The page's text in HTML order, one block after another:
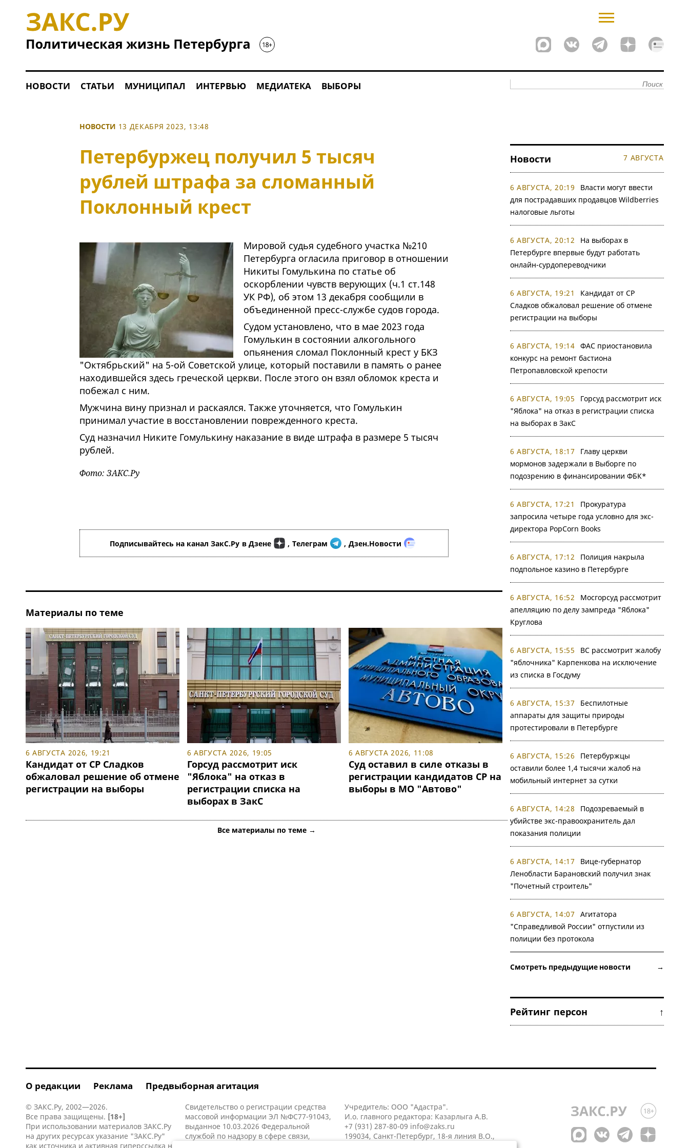
НОВОСТИ СТАТЬИ МУНИЦИПАЛ ИНТЕРВЬЮ МЕДИАТЕКА ВЫБОРЫ
НОВОСТИ 13 ДЕКАБРЯ 2023, 13:48
Петербуржец получил 5 тысяч
рублей штрафа за сломанный
Поклонный крест
Мировой судья судебного участка №210
Петербурга огласила приговор в отношении
Никиты Гомулькина по статье об
оскорблении чувств верующих (ч.1 ст.148
УК РФ), об этом 13 декабря сообщили в
объединенной пресс-службе судов города.
Судом установлено, что в мае 2023 года
Гомулькин в состоянии алкогольного
опьянения сломал Поклонный крест у БКЗ
"Октябрьский" на 5-ой Советской улице, который поставили в память о ранее
находившейся здесь греческой церкви. После этого он взял обломок креста и
побежал с ним.
Мужчина вину признал и раскаялся. Также уточняется, что Гомулькин
принимал участие в восстановлении поврежденного креста.
Суд назначил Никите Гомулькину наказание в виде штрафа в размере 5 тысяч
рублей.
Фото: ЗАКС.Ру
Подписывайтесь на канал ЗакС.Ру в Дзене , Телеграм , Дзен.Новости
Материалы по теме
6 АВГУСТА 2026, 19:21
Кандидат от СР Сладков
обжаловал решение об отмене
регистрации на выборы
6 АВГУСТА 2026, 19:05
Горсуд рассмотрит иск
"Яблока" на отказ в
регистрации списка на
выборах в ЗакС
6 АВГУСТА 2026, 11:08
Суд оставил в силе отказы в
регистрации кандидатов СР на
выборы в МО "Автово"
Все материалы по теме →
Новости 7 АВГУСТА
6 АВГУСТА, 20:19
Власти могут ввести
для пострадавших продавцов Wildberries
налоговые льготы
6 АВГУСТА, 20:12
На выборах в
Петербурге впервые будут работать
онлайн-сурдопереводчики
6 АВГУСТА, 19:21
Кандидат от СР
Сладков обжаловал решение об отмене
регистрации на выборы
6 АВГУСТА, 19:14 ФАС приостановила
конкурс на ремонт бастиона
Петропавловской крепости
6 АВГУСТА, 19:05
Горсуд рассмотрит иск
"Яблока" на отказ в регистрации списка
на выборах в ЗакС
6 АВГУСТА, 18:17
Главу церкви
мормонов задержали в Выборге по
подозрению в финансировании ФБК*
6 АВГУСТА, 17:21
Прокуратура
запросила четыре года условно для экс-
директора PopCorn Books
6 АВГУСТА, 17:12
Полиция накрыла
подпольное казино в Петербурге
6 АВГУСТА, 16:52
Мосгорсуд рассмотрит
апелляцию по делу зампреда "Яблока"
Круглова
6 АВГУСТА, 15:55
ВС рассмотрит жалобу
"яблочника" Карпенкова на исключение
из списка в Госдуму
6 АВГУСТА, 15:37
Беспилотные
аппараты для защиты природы
протестировали в Петербурге
6 АВГУСТА, 15:26
Петербуржцы
оставили более 1,4 тысячи жалоб на
мобильный интернет за сутки
6 АВГУСТА, 14:28
Подозреваемый в
убийстве экс-правоохранитель дал
показания полиции
6 АВГУСТА, 14:17
Вице-губернатор
Ленобласти Барановский получил знак
"Почетный строитель"
6 АВГУСТА, 14:07
Агитатора
"Справедливой России" отпустили из
полиции без протокола
Смотреть предыдущие новости →
Рейтинг персон ↑
О редакции Реклама Предвыборная агитация
© ЗАКС.Ру, 2002—2026.
Все права защищены. [18+]
При использовании материалов ЗАКС.Ру
на других ресурсах указание "ЗАКС.Ру"
как источника и активная гиперссылка на
Свидетельство о регистрации средства
массовой информации ЭЛ №ФС77-91043,
выданное 10.03.2026 Федеральной
службой по надзору в сфере связи,
Учредитель: ООО "Адастра".
И.о. главного редактора: Казарлыга А.В.
+7 (931) 287-80-09 info@zaks.ru
199034, Санкт-Петербург, 18-я линия В.О.,